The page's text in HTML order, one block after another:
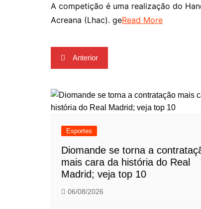
A competição é uma realização do
Acreana (Lhac). geRead More
Navegação
de
Post
Anterior
Esportes
Diomande se torna a
mais cara da história do Real
Madrid; veja top 10
06/08/2026